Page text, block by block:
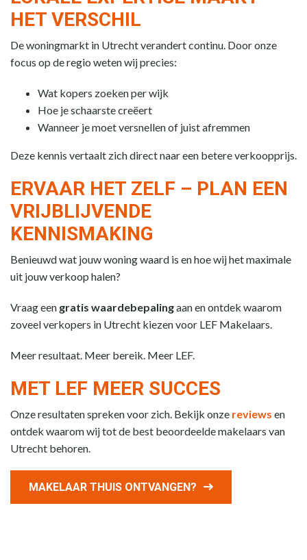
HET VERSCHIL
De woningmarkt in Utrecht verandert continu. Door onze
focus op de regio weten wij precies:
Wat kopers zoeken per wijk
Hoe je schaarste creëert
Wanneer je moet versnellen of juist afremmen
Deze kennis vertaalt zich direct naar een betere verkoopprijs.
ERVAAR HET ZELF – PLAN EEN
VRIJBLIJVENDE
KENNISMAKING
Benieuwd wat jouw woning waard is en hoe wij het maximale
uit jouw verkoop halen?
Vraag een gratis waardebepalingaan en ontdek waarom
zoveel verkopers in Utrecht kiezen voor LEF Makelaars.
Meer resultaat. Meer bereik. Meer LEF.
MET LEF MEER SUCCES
Onze resultaten spreken voor zich. Bekijk onze reviews en
ontdek waarom wij tot de best beoordeelde makelaars van
Utrecht behoren.
MAKELAAR THUIS ONTVANGEN?